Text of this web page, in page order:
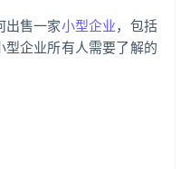
出售一家小型企业，包括
企业所有人需要了解的